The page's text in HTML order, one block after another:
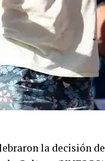
la decisión